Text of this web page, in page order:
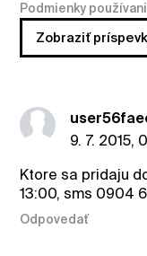
Podmienky
Zobraziť
9. 7. 2015,
Ktore sa pridaju
13:00, sms 0904
Odpovedať